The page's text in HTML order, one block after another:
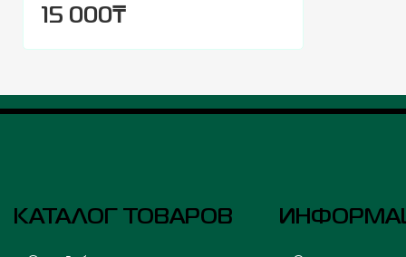
15 000₸
КАТАЛОГ ТОВАРОВ